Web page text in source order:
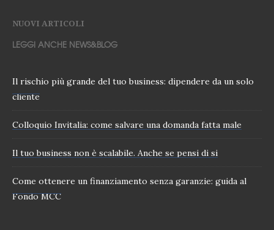
NUOVI ARTICOLI
LEGGI ANCHE NEWS&BLOG
Il rischio più grande del tuo business: dipendere da un solo
cliente
Colloquio Invitalia: come salvare una domanda fatta male
Il tuo business non è scalabile. Anche se pensi di si
Come ottenere un finanziamento senza garanzie: guida al
Fondo MCC